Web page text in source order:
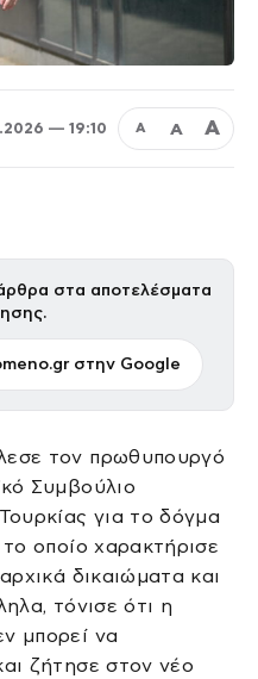
— 19:10 Α Α Α
στα αποτελέσματα
στην Google
τον πρωθυπουργό
Συμβούλιο
για το δόγμα
οποίο χαρακτήρισε
δικαιώματα και
τόνισε ότι η
μπορεί να
ζήτησε στον νέο